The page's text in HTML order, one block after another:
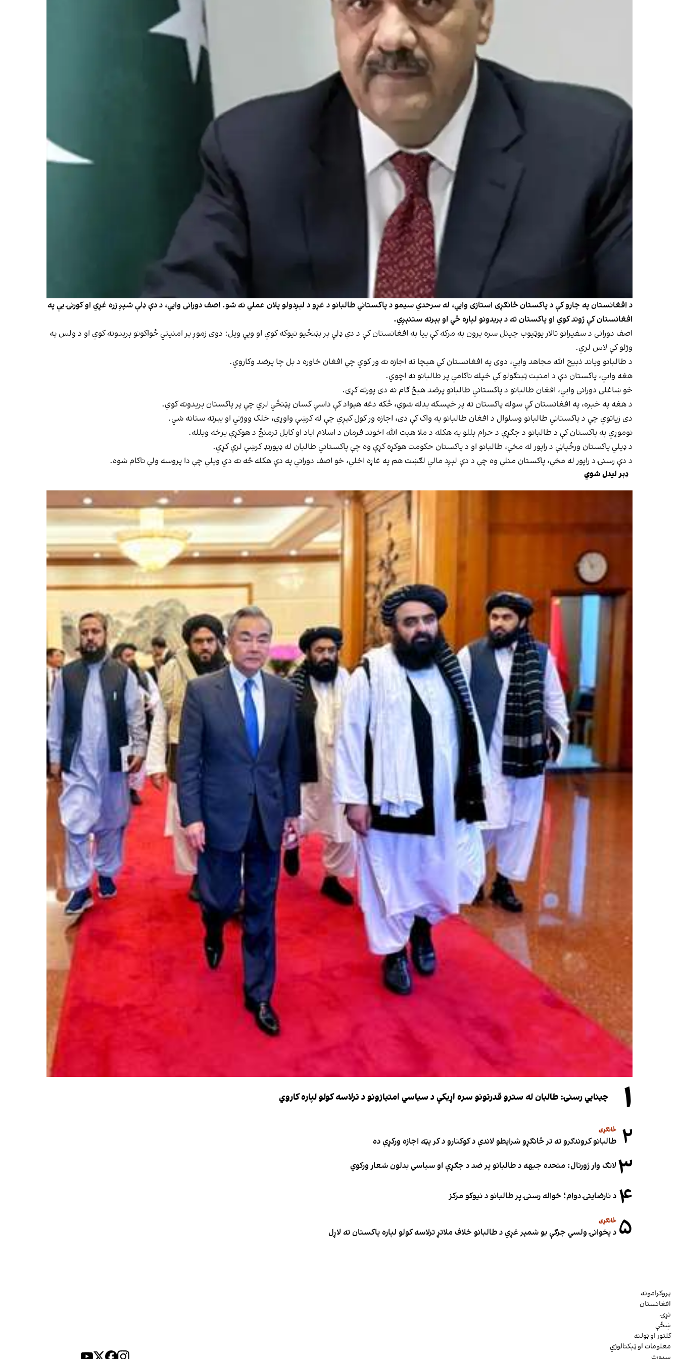
د افغانستان په چارو کې د پاکستان ځانګړی استازی وايي، له سرحدي سیمو د پاکستاني طالبانو د غړو د لېږدولو پلان عملي نه شو. اصف دورانی وايي، د دې ډلې شپږ زره غړي او کورنۍ یې په
افغانستان کې ژوند کوي او پاکستان ته د بریدونو لپاره ځي او بېرته ستنېږي.
اصف دورانی د سفیرانو تالار یوټیوب چینل سره پرون په مرکه کې بیا په افغانستان کې د دې ډلې پر پټنځیو نیوکه کوي او ویې ویل: دوی زموږ پر امنیتي ځواکونو بریدونه کوي او د ولس په
وژلو کې لاس لري.
د طالبانو ویاند ذبیح الله مجاهد وايي، دوی په افغانستان کې هیچا ته اجازه نه ور کوي چې افغان خاوره د بل چا پرضد وکاروي.
هغه وايي، پاکستان دې د امنیت ټینګولو کې خپله ناکامي پر طالبانو نه اچوي.
خو ښاغلی دورانی وايي، افغان طالبانو د پاکستاني طالبانو پرضد هیڅ ګام نه دی پورته کړی.
د هغه په خبره، په افغانستان کې سوله پاکستان ته پر خپسکه بدله شوې، ځکه دغه هېواد کې داسې کسان پټنځي لري چې پر پاکستان بریدونه کوي.
دی زیاتوي چې د پاکستاني طالبانو وسلوال د افغان طالبانو په واک کې دی، اجازه ور کول کېږي چې له کرښې واوړي، خلک ووژني او بېرته ستانه شي.
نوموړي په پاکستان کې د طالبانو د جګړې د حرام بللو په هکله د ملا هبت الله اخوند فرمان د اسلام اباد او کابل ترمنځ د هوکړې برخه وبلله.
د ډیلي پاکستان ورځپاڼې د راپور له مخې، طالبانو او د پاکستان حکومت هوکړه کړې وه چې پاکستاني طالبان له ډیورنډ کرښې لرې کړي.
د دې رسنۍ د راپور له مخې، پاکستان منلې وه چې د دې لېږد مالي لګښت هم په غاړه اخلي، خو اصف دوراني په دې هکله څه نه دي ویلي چې دا پروسه ولې ناکام شوه.
ډېر لیدل شوي
۱ چینایي رسنۍ: طالبان له سترو قدرتونو سره اړیکې د سیاسي امتیازونو د ترلاسه کولو لپاره کاروي
۲ ځانګړی
طالبانو کروندګرو ته تر ځانګړو شرایطو لاندې د کوکنارو د کر پټه اجازه ورکړې ده
۳ لانګ وار ژورنال: متحده جبهه د طالبانو پر ضد د جګړې او سیاسي بدلون شعار ورکوي
۴ د نارضایتۍ دوام؛ خواله رسنۍ پر طالبانو د نیوکو مرکز
۵ ځانګړی
د پخوانۍ ولسي جرګې یو شمېر غړي د طالبانو خلاف ملاتړ ترلاسه کولو لپاره پاکستان ته لاړل
پروګرامونه
افغانستان
نړۍ
ښځې
کلتور او ټولنه
معلومات او ټېکنالوژي